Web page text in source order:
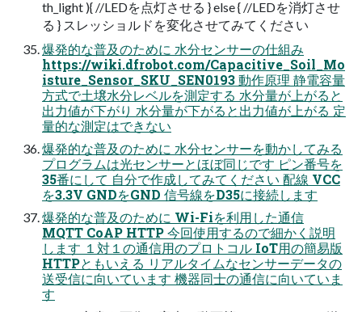
th_light ){ //LEDを点灯させる } else { //LEDを消灯させ
る } スレッショルドを変化させてみてください
爆発的な普及のために 水分センサーの仕組み
https://wiki.dfrobot.com/Capacitive_Soil_Mo
isture_Sensor_SKU_SEN0193 動作原理 静電容量
方式で土壌水分レベルを測定する 水分量が上がると
出力値が下がり 水分量が下がると出力値が上がる 定
量的な測定はできない
爆発的な普及のために 水分センサーを動かしてみる
プログラムは光センサーとほぼ同じです ピン番号を
35番にして 自分で作成してみてください 配線 VCC
を3.3V GNDをGND 信号線をD35に接続します
爆発的な普及のために Wi-Fiを利用した通信
MQTT CoAP HTTP 今回使用するので細かく説明
します １対１の通信用のプロトコル IoT用の簡易版
HTTPともいえる リアルタイムなセンサーデータの
送受信に向いています 機器同士の通信に向いていま
す